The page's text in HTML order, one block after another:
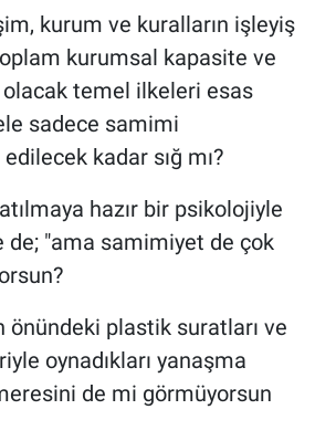
kurum ve kuralların işleyiş
kurumsal kapasite ve
olacak temel ilkeleri esas
sadece samimi
kadar sığ mı?
hazır bir psikolojiyle
de; "ama samimiyet de çok
önündeki plastik suratları ve
oynadıkları yanaşma
de mi görmüyorsun